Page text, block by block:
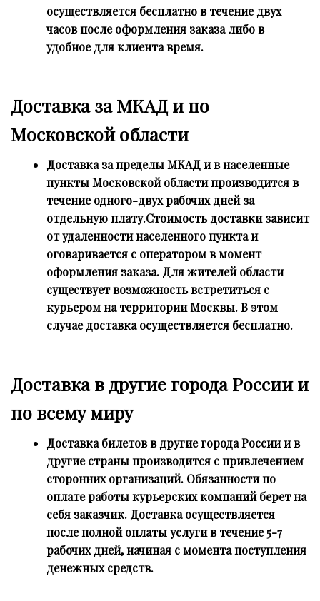
осуществляется бесплатно в течение двух
часов после оформления заказа либо в
удобное для клиента время.
Доставка за МКАД и по
Московской области
Доставка за пределы МКАД и в населенные
пункты Московской области производится в
течение одного-двух рабочих дней за
отдельную плату.Стоимость доставки зависит
от удаленности населенного пункта и
оговаривается с оператором в момент
оформления заказа. Для жителей области
существует возможность встретиться с
курьером на территории Москвы. В этом
случае доставка осуществляется бесплатно.
Доставка в другие города России и
по всему миру
Доставка билетов в другие города России и в
другие страны производится с привлечением
сторонних организаций. Обязанности по
оплате работы курьерских компаний берет на
себя заказчик. Доставка осуществляется
после полной оплаты услуги в течение 5-7
рабочих дней, начиная с момента поступления
денежных средств.